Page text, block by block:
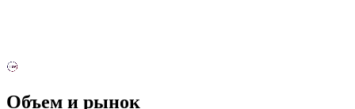
Объем и рынок